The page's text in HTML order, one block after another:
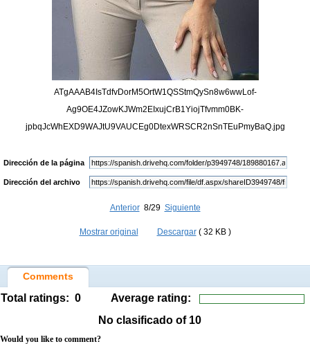
ATgAAAB4IsTdfvDorM5OrtW1QSStmQySn8w6wwLof-
Ag9OE4JZowKJWm2EIxujCrB1YiojTfvmm0BK-
jpbqJcWhEXD9WAJtU9VAUCEg0DtexWRSCR2nSnTEuPmyBaQ.jpg
Dirección de la página
Dirección del archivo
Anterior8/29 Siguiente
Mostrar original Descargar( 32 KB )
Comments
Total ratings: 0
Average rating:
No clasificado of 10
Would you like to comment?